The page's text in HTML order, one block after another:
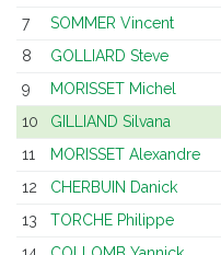
7
SOMMER Vincent
8
GOLLIARD Steve
9
MORISSET Michel
10
GILLIAND Silvana
11
MORISSET Alexandre
12
CHERBUIN Danick
13
TORCHE Philippe